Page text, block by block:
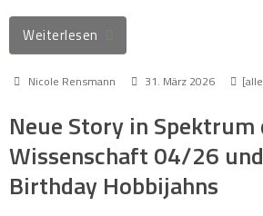
Weiterlesen
Nicole Rensmann 31. März 2026
Neue Story in Spektrum
Wissenschaft 04/26
Birthday Hobbijahns